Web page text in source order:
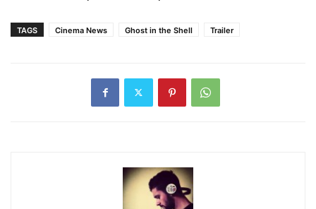
TAGS Cinema News Ghost in the Shell Trailer